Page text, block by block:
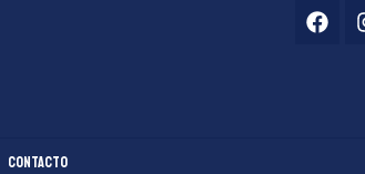
F
a
Contacto